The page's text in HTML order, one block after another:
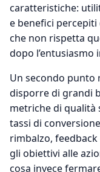
caratteristiche:
e benefici percepiti
che non rispetta
dopo l’entusiasmo
Un secondo punto
disporre di grandi
metriche di qualità
tassi di
rimbalzo,
gli obiettivi alle
cosa invece